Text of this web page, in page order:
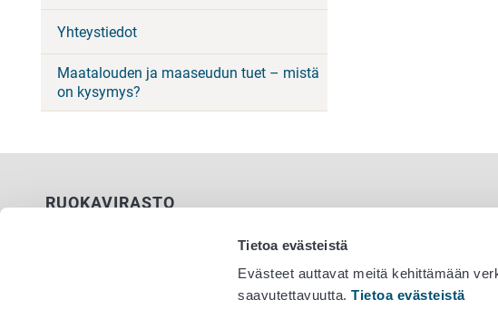
Tietoa evästeistä
Evästeet auttavat meitä kehittämään
saavutettavuutta.Tietoa evästeistä
Yhteystiedot
Maatalouden ja maaseudun tuet – mistä
on kysymys?
RUOKAVIRASTO